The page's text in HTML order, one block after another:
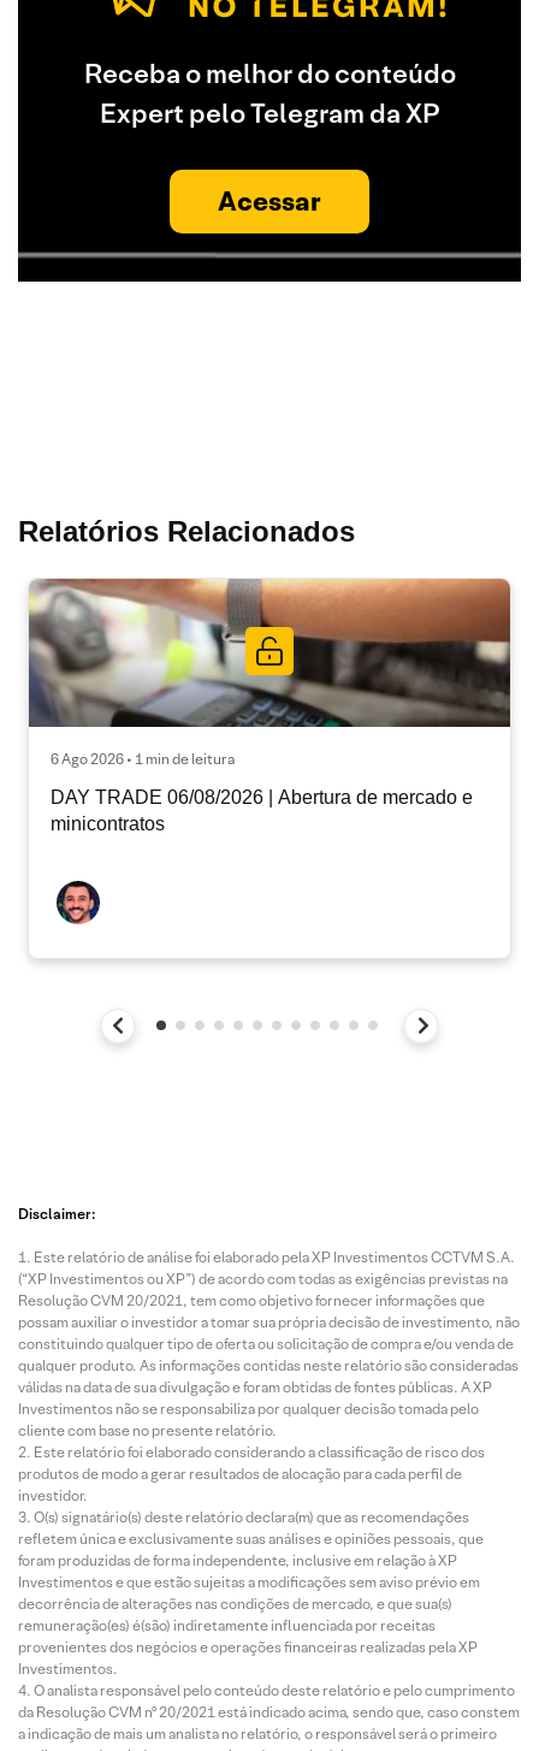
Receba o melhor do conteúdo
Expert pelo Telegram da XP
Acessar
Relatórios Relacionados
6 Ago 2026 • 1 min de leitura
DAY TRADE 06/08/2026 | Abertura de mercado e
minicontratos
Disclaimer:
Este relatório de análise foi elaborado pela XP Investimentos CCTVM S.A.
(“XP Investimentos ou XP”) de acordo com todas as exigências previstas na
Resolução CVM 20/2021, tem como objetivo fornecer informações que
possam auxiliar o investidor a tomar sua própria decisão de investimento, não
constituindo qualquer tipo de oferta ou solicitação de compra e/ou venda de
qualquer produto. As informações contidas neste relatório são consideradas
válidas na data de sua divulgação e foram obtidas de fontes públicas. A XP
Investimentos não se responsabiliza por qualquer decisão tomada pelo
cliente com base no presente relatório.
Este relatório foi elaborado considerando a classificação de risco dos
produtos de modo a gerar resultados de alocação para cada perfil de
investidor.
O(s) signatário(s) deste relatório declara(m) que as recomendações
refletem única e exclusivamente suas análises e opiniões pessoais, que
foram produzidas de forma independente, inclusive em relação à XP
Investimentos e que estão sujeitas a modificações sem aviso prévio em
decorrência de alterações nas condições de mercado, e que sua(s)
remuneração(es) é(são) indiretamente influenciada por receitas
provenientes dos negócios e operações financeiras realizadas pela XP
Investimentos.
O analista responsável pelo conteúdo deste relatório e pelo cumprimento
da Resolução CVM nº 20/2021 está indicado acima, sendo que, caso constem
a indicação de mais um analista no relatório, o responsável será o primeiro